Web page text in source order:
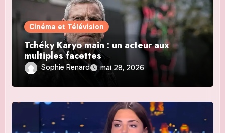
Cinéma et Télévision
Tchéky Karyo main : un acteur aux
multiples facettes
Sophie Renard mai 28, 2026